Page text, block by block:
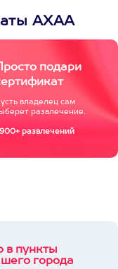
АХАА
Просто подари
владелец сам
развлечение.
развлечений
в пункты
города